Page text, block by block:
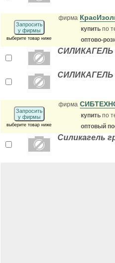
Запросить
у фирмы
выберите товар ниже
фирма
купить по
оптово-
СИЛИКАГЕЛЬ
СИЛИКАГЕЛЬ
Запросить
у фирмы
выберите товар ниже
фирма
купить по
оптовый
Силикагель